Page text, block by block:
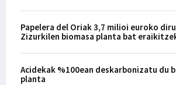
Papelera del Oriak 3,7 milioi euroko
Zizurkilen biomasa planta bat
Acidekak %100ean deskarbonizatu du
planta